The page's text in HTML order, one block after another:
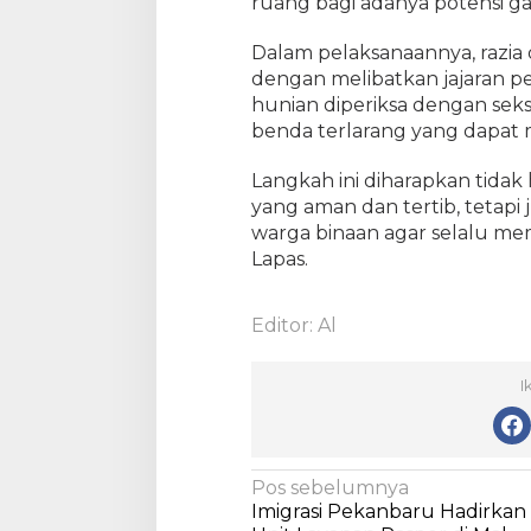
n
d
i
a
m
a
r
n
Dalam pelaksanaannya,
dengan melibatkan jajaran
hunian diperiksa dengan
benda terlarang yang dapat
Langkah ini diharapkan
yang aman dan tertib, tetapi
warga binaan agar selalu
Lapas.
Editor: Al
N
Pos sebelumnya
Imigrasi Pekanbaru Hadirkan